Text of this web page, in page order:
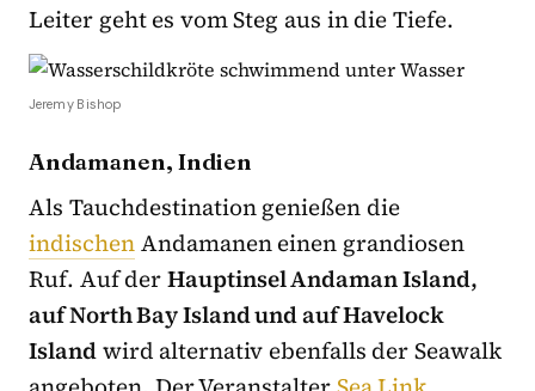
Leiter geht es vom Steg aus in die Tiefe.
Jeremy Bishop
Andamanen, Indien
Als Tauchdestination genießen die
indischenAndamanen einen grandiosen
Ruf. Auf derHauptinsel Andaman Island,
auf North Bay Island und auf Havelock
Islandwird alternativ ebenfalls der Seawalk